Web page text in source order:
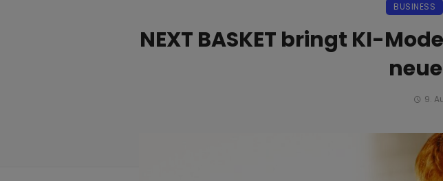
BUSINESS
NEXT BASKET bringt KI-
9.